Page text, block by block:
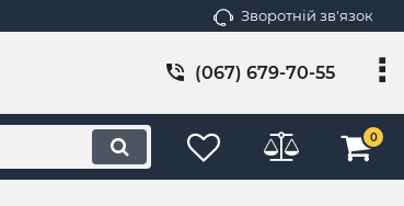
Зворотній зв'язок
(067) 679-70-55
0